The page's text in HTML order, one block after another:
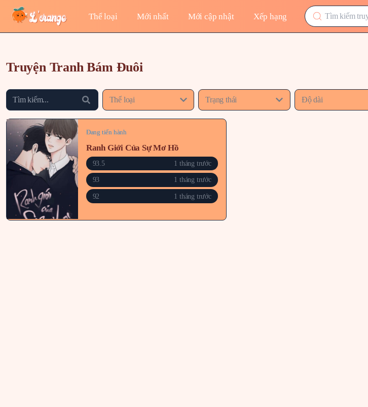
Thể loại Mới nhất Mới cập nhật Xếp hạng
Truyện Tranh Bám Đuôi
Thể loại Trạng thái Độ dài
Đang tiến hành
Ranh Giới Của Sự Mơ Hồ
93.5 1 tháng trước
93 1 tháng trước
92 1 tháng trước